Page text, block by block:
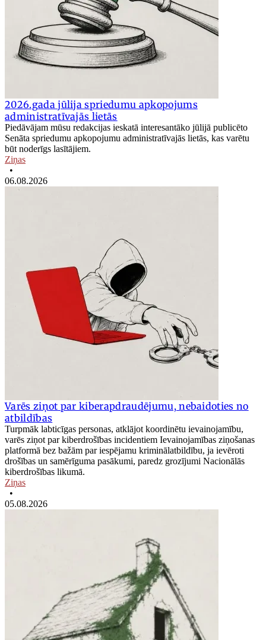
2026.gada jūlija spriedumu apkopojums
administratīvajās lietās
Piedāvājam mūsu redakcijas ieskatā interesantāko jūlijā publicēto
Senāta spriedumu apkopojumu administratīvajās lietās, kas varētu
būt noderīgs lasītājiem.
Ziņas
•
06.08.2026
Varēs ziņot par kiberapdraudējumu, nebaidoties no
atbildības
Turpmāk labticīgas personas, atklājot koordinētu ievainojamību,
varēs ziņot par kiberdrošības incidentiem Ievainojamības ziņošanas
platformā bez bažām par iespējamu kriminālatbildību, ja ievēroti
drošības un samērīguma pasākumi, paredz grozījumi Nacionālās
kiberdrošības likumā.
Ziņas
•
05.08.2026